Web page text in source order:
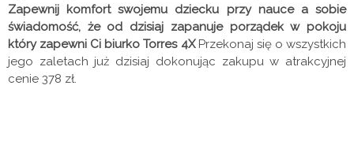
Zapewnij komfort swojemu dziecku przy nauce a sobie
świadomość, że od dzisiaj zapanuje porządek w pokoju
który zapewni Ci biurko Torres 4XPrzekonaj się o wszystkich
jego zaletach już dzisiaj dokonując zakupu w atrakcyjnej
cenie 378 zł.